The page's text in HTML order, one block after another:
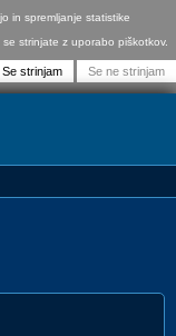
in spremljanje statistike
se strinjate z uporabo piškotkov.